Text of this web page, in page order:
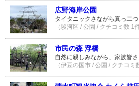
広野海岸公園
タイタニックさながら真っ二
（駿河区 / 公園 / クチコミ数 1件
市民の森 浮橋
自然に親しみながら、家族皆さ
（伊豆の国市 / 公園 / クチコミ